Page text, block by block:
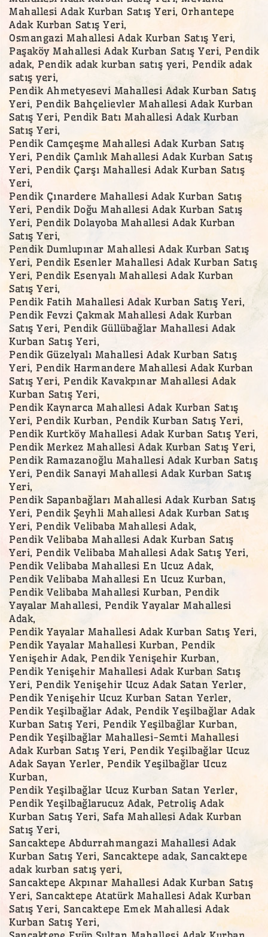
Mahallesi Adak Kurban Satış Yeri, Orhantepe
Adak Kurban Satış Yeri,
Osmangazi Mahallesi Adak Kurban Satış Yeri,
Paşaköy Mahallesi Adak Kurban Satış Yeri, Pendik
adak, Pendik adak kurban satış yeri, Pendik adak
satış yeri,
Pendik Ahmetyesevi Mahallesi Adak Kurban Satış
Yeri, Pendik Bahçelievler Mahallesi Adak Kurban
Satış Yeri, Pendik Batı Mahallesi Adak Kurban
Satış Yeri,
Pendik Camçeşme Mahallesi Adak Kurban Satış
Yeri, Pendik Çamlık Mahallesi Adak Kurban Satış
Yeri, Pendik Çarşı Mahallesi Adak Kurban Satış
Yeri,
Pendik Çınardere Mahallesi Adak Kurban Satış
Yeri, Pendik Doğu Mahallesi Adak Kurban Satış
Yeri, Pendik Dolayoba Mahallesi Adak Kurban
Satış Yeri,
Pendik Dumlupınar Mahallesi Adak Kurban Satış
Yeri, Pendik Esenler Mahallesi Adak Kurban Satış
Yeri, Pendik Esenyalı Mahallesi Adak Kurban
Satış Yeri,
Pendik Fatih Mahallesi Adak Kurban Satış Yeri,
Pendik Fevzi Çakmak Mahallesi Adak Kurban
Satış Yeri, Pendik Güllübağlar Mahallesi Adak
Kurban Satış Yeri,
Pendik Güzelyalı Mahallesi Adak Kurban Satış
Yeri, Pendik Harmandere Mahallesi Adak Kurban
Satış Yeri, Pendik Kavakpınar Mahallesi Adak
Kurban Satış Yeri,
Pendik Kaynarca Mahallesi Adak Kurban Satış
Yeri, Pendik Kurban, Pendik Kurban Satış Yeri,
Pendik Kurtköy Mahallesi Adak Kurban Satış Yeri,
Pendik Merkez Mahallesi Adak Kurban Satış Yeri,
Pendik Ramazanoğlu Mahallesi Adak Kurban Satış
Yeri, Pendik Sanayi Mahallesi Adak Kurban Satış
Yeri,
Pendik Sapanbağları Mahallesi Adak Kurban Satış
Yeri, Pendik Şeyhli Mahallesi Adak Kurban Satış
Yeri, Pendik Velibaba Mahallesi Adak,
Pendik Velibaba Mahallesi Adak Kurban Satış
Yeri, Pendik Velibaba Mahallesi Adak Satış Yeri,
Pendik Velibaba Mahallesi En Ucuz Adak,
Pendik Velibaba Mahallesi En Ucuz Kurban,
Pendik Velibaba Mahallesi Kurban, Pendik
Yayalar Mahallesi, Pendik Yayalar Mahallesi
Adak,
Pendik Yayalar Mahallesi Adak Kurban Satış Yeri,
Pendik Yayalar Mahallesi Kurban, Pendik
Yenişehir Adak, Pendik Yenişehir Kurban,
Pendik Yenişehir Mahallesi Adak Kurban Satış
Yeri, Pendik Yenişehir Ucuz Adak Satan Yerler,
Pendik Yenişehir Ucuz Kurban Satan Yerler,
Pendik Yeşilbağlar Adak, Pendik Yeşilbağlar Adak
Kurban Satış Yeri, Pendik Yeşilbağlar Kurban,
Pendik Yeşilbağlar Mahallesi-Semti Mahallesi
Adak Kurban Satış Yeri, Pendik Yeşilbağlar Ucuz
Adak Sayan Yerler, Pendik Yeşilbağlar Ucuz
Kurban,
Pendik Yeşilbağlar Ucuz Kurban Satan Yerler,
Pendik Yeşilbağlarucuz Adak, Petroliş Adak
Kurban Satış Yeri, Safa Mahallesi Adak Kurban
Satış Yeri,
Sancaktepe Abdurrahmangazi Mahallesi Adak
Kurban Satış Yeri, Sancaktepe adak, Sancaktepe
adak kurban satış yeri,
Sancaktepe Akpınar Mahallesi Adak Kurban Satış
Yeri, Sancaktepe Atatürk Mahallesi Adak Kurban
Satış Yeri, Sancaktepe Emek Mahallesi Adak
Kurban Satış Yeri,